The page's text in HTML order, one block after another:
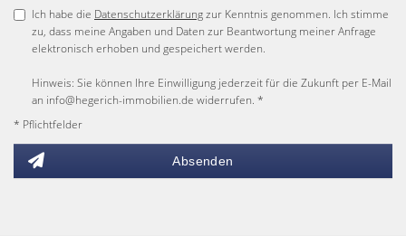
Ich habe die Datenschutzerklärungzur Kenntnis genommen. Ich stimme
zu, dass meine Angaben und Daten zur Beantwortung meiner Anfrage
elektronisch erhoben und gespeichert werden.
Hinweis: Sie können Ihre Einwilligung jederzeit für die Zukunft per E-Mail
an info@hegerich-immobilien.de widerrufen. *
* Pflichtfelder
Absenden